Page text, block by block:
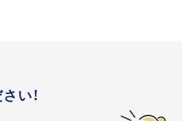
い！